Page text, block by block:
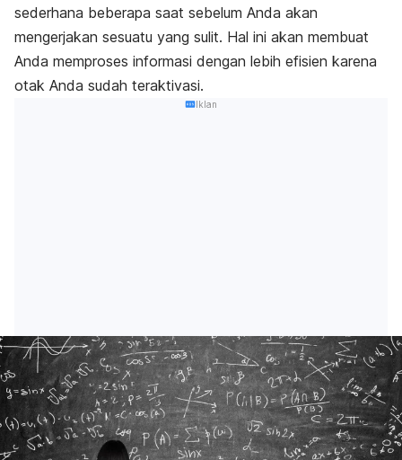
sederhana beberapa saat sebelum Anda akan
mengerjakan sesuatu yang sulit. Hal ini akan membuat
Anda memproses informasi dengan lebih efisien karena
otak Anda sudah teraktivasi.
Iklan